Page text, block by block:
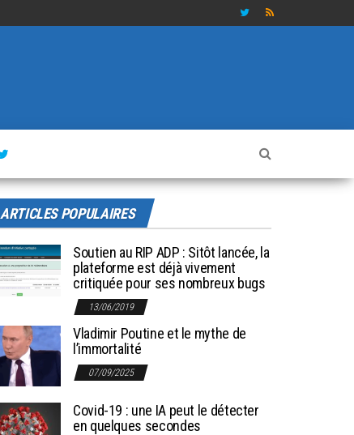
ARTICLES POPULAIRES
Soutien au RIP ADP : Sitôt lancée, la
plateforme est déjà vivement
critiquée pour ses nombreux bugs
13/06/2019
Vladimir Poutine et le mythe de
l’immortalité
07/09/2025
Covid-19 : une IA peut le détecter
en quelques secondes